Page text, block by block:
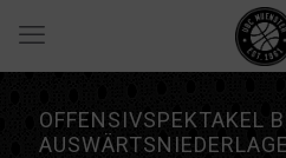
OFFENSIVSPEKTAKEL